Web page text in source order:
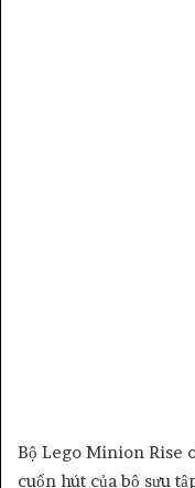
Bộ Lego Minion Rise
cuốn hút của bộ sưu